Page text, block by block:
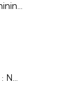
Finale Coupe Du Gers Féminines : AUCH FOOTBALL Finaliste / Sélection du Gers
Finale Coupe du Gers U17 : NORD LOMAGNE 1 / AUCH FOOTBALL 2 - Score : 0 à 1